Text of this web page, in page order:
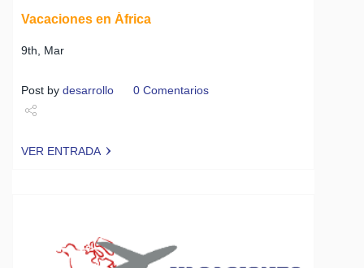
Vacaciones en África
9th, Mar
Post by desarrollo 0 Comentarios
VER ENTRADA